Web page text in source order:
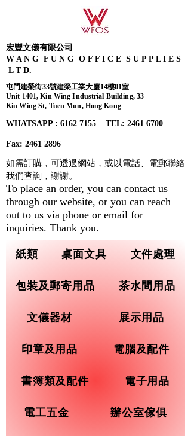
宏豐文儀有限公司
W A N G F U N G O F F I C E S U P P L I E S
L T D.
屯門建榮街33號建榮工業大廈14樓01室
Unit 1401, Kin Wing Industrial Building, 33
Kin Wing St, Tuen Mun, Hong Kong
WHATSAPP : 6162 7155​ TEL: 2461 6700
Fax: 2461 2896
紙類 桌面文具 文件處理
包裝及郵寄用品 茶水間用品
文儀器材 展示用品
印章及用品 電腦及配件
書簿類及配件 電子用品
電工五金 辦公室傢俱
如需訂購，可透過網站，或以電話、電郵聯絡
我們查詢， 謝謝。
To place an order, you can contact us
through our website, or you can reach
out to us via phone or email for
inquiries. Thank you.